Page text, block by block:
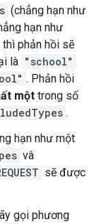
(chẳng hạn như
hạn như
phản hồi sẽ
là "school"
. Phản hồi
một trong số
.
hạn như một
và
sẽ được
gọi phương